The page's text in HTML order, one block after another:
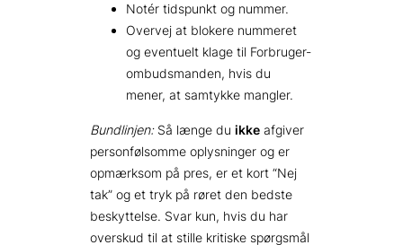
Notér tidspunkt og nummer.
Overvej at blokere nummeret
og eventuelt klage til Forbruger­
ombuds­manden, hvis du
mener, at samtykke mangler.
Bundlinjen:Så længe du ikke afgiver
person­følsomme oplysninger og er
opmærksom på pres, er et kort “Nej
tak” og et tryk på røret den bedste
beskyttelse. Svar kun, hvis du har
overskud til at stille kritiske spørgsmål